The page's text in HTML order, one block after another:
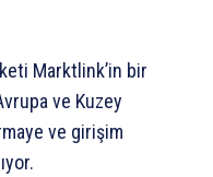
Marktlink’in bir
ve Kuzey
ve girişim